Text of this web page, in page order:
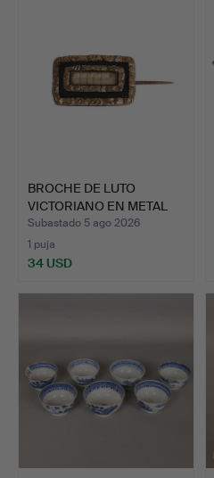
BROCHE DE LUTO
VICTORIANO EN METAL
AMARILL…
Subastado 5 ago 2026
1 puja
34 USD